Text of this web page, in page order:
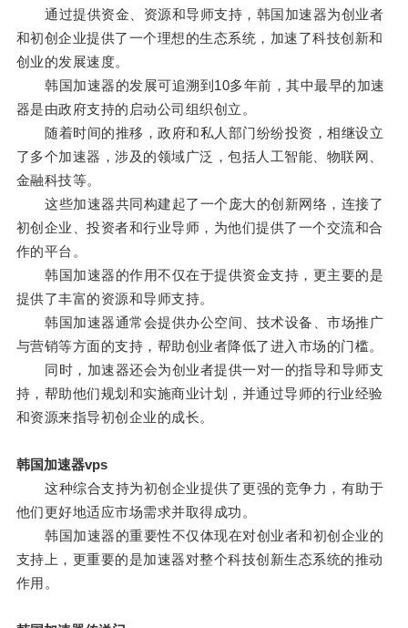
通过提供资金、资源和导师支持，韩国加速器为创业者
和初创企业提供了一个理想的生态系统，加速了科技创新和
创业的发展速度。
韩国加速器的发展可追溯到10多年前，其中最早的加速
器是由政府支持的启动公司组织创立。
随着时间的推移，政府和私人部门纷纷投资，相继设立
了多个加速器，涉及的领域广泛，包括人工智能、物联网、
金融科技等。
这些加速器共同构建起了一个庞大的创新网络，连接了
初创企业、投资者和行业导师，为他们提供了一个交流和合
作的平台。
韩国加速器的作用不仅在于提供资金支持，更主要的是
提供了丰富的资源和导师支持。
韩国加速器通常会提供办公空间、技术设备、市场推广
与营销等方面的支持，帮助创业者降低了进入市场的门槛。
同时，加速器还会为创业者提供一对一的指导和导师支
持，帮助他们规划和实施商业计划，并通过导师的行业经验
和资源来指导初创企业的成长。
韩国加速器vps
这种综合支持为初创企业提供了更强的竞争力，有助于
他们更好地适应市场需求并取得成功。
韩国加速器的重要性不仅体现在对创业者和初创企业的
支持上，更重要的是加速器对整个科技创新生态系统的推动
作用。